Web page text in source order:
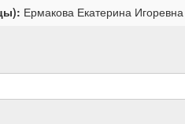
Ермакова Екатерина Игоревна